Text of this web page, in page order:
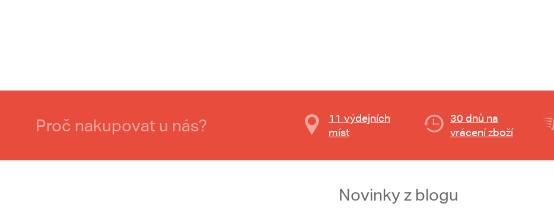
Proč nakupovat u nás?
11 výdejních
míst
30 dnů na
vrácení zboží
Novinky z blogu